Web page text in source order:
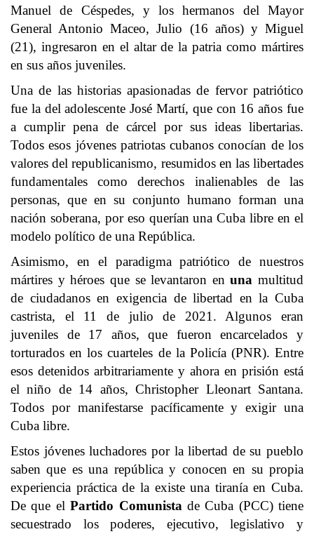
Manuel de Céspedes, y los hermanos del Mayor
General Antonio Maceo, Julio (16 años) y Miguel
(21), ingresaron en el altar de la patria como mártires
en sus años juveniles.
Una de las historias apasionadas de fervor patriótico
fue la del adolescente José Martí, que con 16 años fue
a cumplir pena de cárcel por sus ideas libertarias.
Todos esos jóvenes patriotas cubanos conocían de los
valores del republicanismo, resumidos en las libertades
fundamentales como derechos inalienables de las
personas, que en su conjunto humano forman una
nación soberana, por eso querían unaCuba libre en el
modelo político de una República.
Asimismo, en el paradigma patriótico de nuestros
mártires y héroes que se levantaron enuna multitud
de ciudadanos en exigencia de libertad en la Cuba
castrista, el 11 de julio de 2021. Algunos eran
juveniles de 17 años, que fueron encarcelados y
torturados en los cuarteles de la Policía (PNR). Entre
esos detenidos arbitrariamente y ahora en prisión está
el niño de 14 años, Christopher Lleonart Santana.
Todos por manifestarse pacíficamente y exigir una
Cuba libre.
Estos jóvenes luchadores por la libertad de su pueblo
saben que es una república y conocen en su propia
experiencia práctica de la existe una tiranía en Cuba.
De que elPartido Comunista de Cuba (PCC) tiene
secuestrado los poderes, ejecutivo, legislativo y